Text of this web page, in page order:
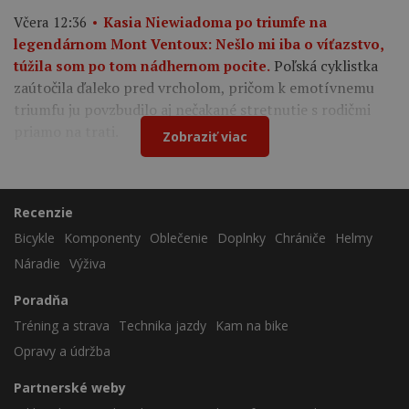
Včera 12:36
Kasia Niewiadoma po triumfe na
legendárnom Mont Ventoux: Nešlo mi iba o víťazstvo,
túžila som po tom nádhernom pocite. Poľská cyklistka
zaútočila ďaleko pred vrcholom, pričom k emotívnemu
triumfu ju povzbudilo aj nečakané stretnutie s rodičmi
Zobraziť viac
Recenzie
Bicykle
Komponenty Oblečenie Doplnky Chrániče
Helmy
Náradie Výživa
Poradňa
Tréning a strava
Technika jazdy
Kam na bike
Opravy a údržba
Partnerské weby